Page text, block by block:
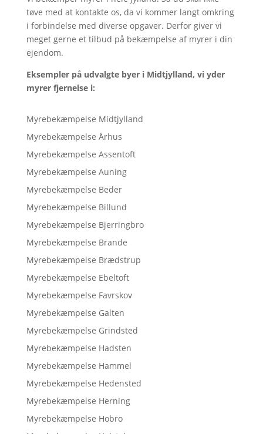
tøve med at kontakte os, da vi kommer langt omkring
i forbindelse med diverse opgaver. Derfor giver vi
meget gerne et tilbud på bekæmpelse af myrer i din
ejendom.
Eksempler på udvalgte byer i Midtjylland, vi yder
myrer fjernelse i:
Myrebekæmpelse Midtjylland
Myrebekæmpelse Århus
Myrebekæmpelse Assentoft
Myrebekæmpelse Auning
Myrebekæmpelse Beder
Myrebekæmpelse Billund
Myrebekæmpelse Bjerringbro
Myrebekæmpelse Brande
Myrebekæmpelse Brædstrup
Myrebekæmpelse Ebeltoft
Myrebekæmpelse Favrskov
Myrebekæmpelse Galten
Myrebekæmpelse Grindsted
Myrebekæmpelse Hadsten
Myrebekæmpelse Hammel
Myrebekæmpelse Hedensted
Myrebekæmpelse Herning
Myrebekæmpelse Hobro